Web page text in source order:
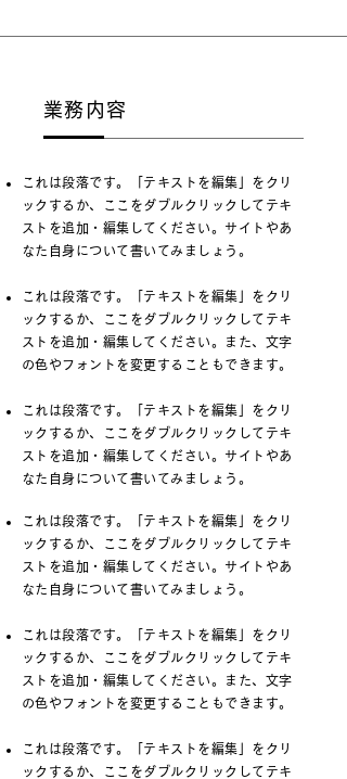
業務内容
これは段落です。「テキストを編集」をクリ
ックするか、ここをダブルクリックしてテキ
ストを追加・編集してください。サイトやあ
なた自身について書いてみましょう。
これは段落です。「テキストを編集」をクリ
ックするか、ここをダブルクリックしてテキ
ストを追加・編集してください。また、文字
の色やフォントを変更することもできます。
これは段落です。「テキストを編集」をクリ
ックするか、ここをダブルクリックしてテキ
ストを追加・編集してください。サイトやあ
なた自身について書いてみましょう。
これは段落です。「テキストを編集」をクリ
ックするか、ここをダブルクリックしてテキ
ストを追加・編集してください。サイトやあ
なた自身について書いてみましょう。
これは段落です。「テキストを編集」をクリ
ックするか、ここをダブルクリックしてテキ
ストを追加・編集してください。また、文字
の色やフォントを変更することもできます。
これは段落です。「テキストを編集」をクリ
ックするか、ここをダブルクリックしてテキ